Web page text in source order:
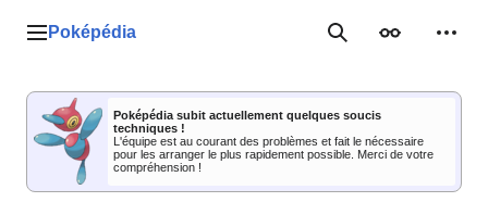
Menu principal
Poképédia RechercherApparence
Poképédia subit actuellement quelques soucis
techniques !
L'équipe est au courant des problèmes et fait le nécessaire
pour les arranger le plus rapidement possible. Merci de votre
compréhension !